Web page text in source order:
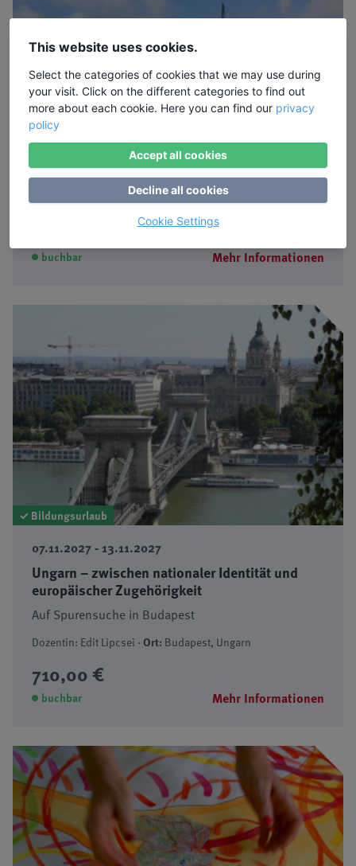
✓ Bildungsurlaub
07.11.2027 - 12.11.2027
Porto – Von der Industrie- und Hafenstadt zur
modernen Metropole?
Auf Spurensuche in einer oft unterschätzten Stadt
Dozentin: Catrin George Ponciano ·Ort:Porto, Portugal
buchbar Mehr Informationen
✓ Bildungsurlaub
07.11.2027 - 13.11.2027
Ungarn – zwischen nationaler Identität und
europäischer Zugehörigkeit
Auf Spurensuche in Budapest
Dozentin: Edit Lipcsei ·Ort: Budapest, Ungarn
710,00 €
buchbar Mehr Informationen
This website uses cookies.
Select the categories of cookies that we may use during
your visit. Click on the different categories to find out
more about each cookie. Here you can find our privacy
policy
Accept all cookies
Decline all cookies
Cookie Settings